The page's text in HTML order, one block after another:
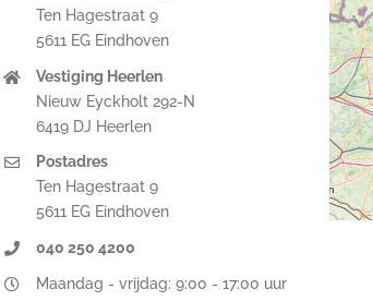
Ten Hagestraat 9
5611 EG Eindhoven
Vestiging Heerlen
Nieuw Eyckholt 292-N
6419 DJ Heerlen
Postadres
Ten Hagestraat 9
5611 EG Eindhoven
040 250 4200
Maandag - vrijdag: 9:00 - 17:00 uur